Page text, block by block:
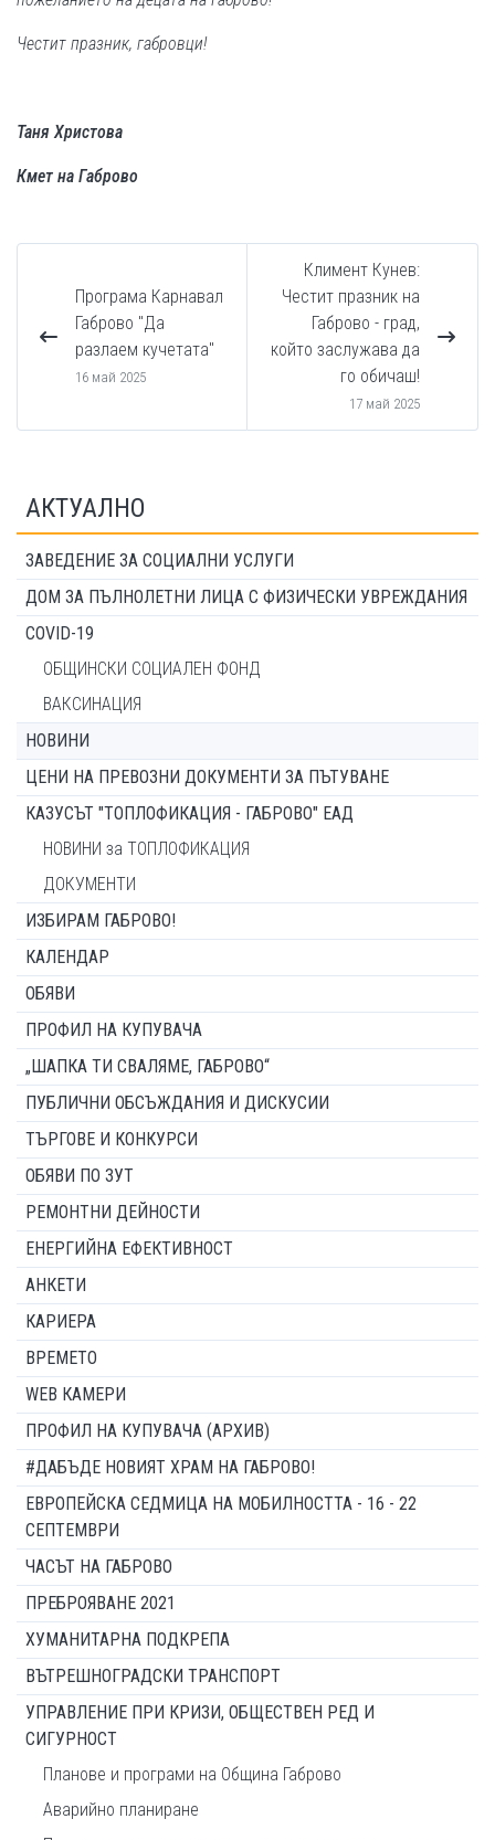
Честит празник, габровци!
Таня Христова
Кмет на Габрово
Програма Карнавал
Габрово "Да
разлаем кучетата"
16 май 2025
Климент Кунев:
Честит празник на
Габрово - град,
който заслужава да
го обичаш!
17 май 2025
АКТУАЛНО
ЗАВЕДЕНИЕ ЗА СОЦИАЛНИ УСЛУГИ
ДОМ ЗА ПЪЛНОЛЕТНИ ЛИЦА С ФИЗИЧЕСКИ УВРЕЖДАНИЯ
COVID-19
ОБЩИНСКИ СОЦИАЛЕН ФОНД
ВАКСИНАЦИЯ
НОВИНИ
ЦЕНИ НА ПРЕВОЗНИ ДОКУМЕНТИ ЗА ПЪТУВАНЕ
КАЗУСЪТ "ТОПЛОФИКАЦИЯ - ГАБРОВО" ЕАД
НОВИНИ за ТОПЛОФИКАЦИЯ
ДОКУМЕНТИ
ИЗБИРАМ ГАБРОВО!
КАЛЕНДАР
ОБЯВИ
ПРОФИЛ НА КУПУВАЧА
„ШАПКА ТИ СВАЛЯМЕ, ГАБРОВО“
ПУБЛИЧНИ ОБСЪЖДАНИЯ И ДИСКУСИИ
ТЪРГОВЕ И КОНКУРСИ
ОБЯВИ ПО ЗУТ
РЕМОНТНИ ДЕЙНОСТИ
ЕНЕРГИЙНА ЕФЕКТИВНОСТ
АНКЕТИ
КАРИЕРА
ВРЕМЕТО
WEB КАМЕРИ
ПРОФИЛ НА КУПУВАЧА (АРХИВ)
#ДАБЪДЕ НОВИЯТ ХРАМ НА ГАБРОВО!
ЕВРОПЕЙСКА СЕДМИЦА НА МОБИЛНОСТТА - 16 - 22
СЕПТЕМВРИ
ЧАСЪТ НА ГАБРОВО
ПРЕБРОЯВАНЕ 2021
ХУМАНИТАРНА ПОДКРЕПА
ВЪТРЕШНОГРАДСКИ ТРАНСПОРТ
УПРАВЛЕНИЕ ПРИ КРИЗИ, ОБЩЕСТВЕН РЕД И
СИГУРНОСТ
Планове и програми на Община Габрово
Аварийно планиране